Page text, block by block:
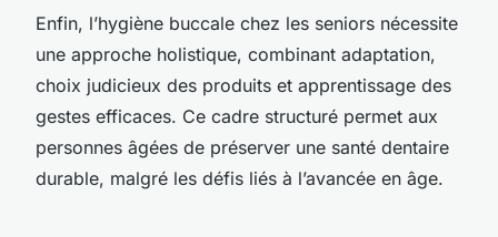
Enfin, l’hygiène buccale chez les seniors nécessite
une approche holistique, combinant adaptation,
choix judicieux des produits et apprentissage des
gestes efficaces. Ce cadre structuré permet aux
personnes âgées de préserver une santé dentaire
durable, malgré les défis liés à l’avancée en âge.